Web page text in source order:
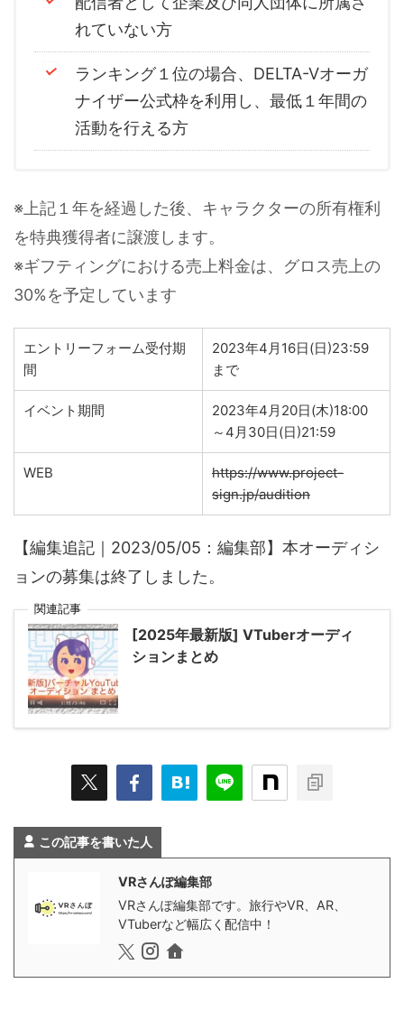
れていない方
ランキング１位の場合、DELTA-Vオーガ
ナイザー公式枠を利用し、最低１年間の
活動を行える方
※上記１年を経過した後、キャラクターの所有権利
を特典獲得者に譲渡します。
※ギフティングにおける売上料金は、グロス売上の
30%を予定しています
エントリーフォーム受付期
間
2023年4月16日(日)23:59
まで
イベント期間
2023年4月20日(木)18:00
～4月30日(日)21:59
WEB
https://www.project-
sign.jp/audition
【編集追記｜2023/05/05：編集部】本オーディシ
ョンの募集は終了しました。
関連記事
[2025年最新版] VTuberオーディ
ションまとめ
この記事を書いた人
VRさんぽ編集部
VRさんぽ編集部です。旅行やVR、AR、
VTuberなど幅広く配信中！